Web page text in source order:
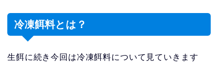
冷凍餌料とは？
生餌に続き今回は冷凍餌料について見ていきます